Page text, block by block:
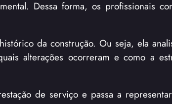
Dessa forma, os profissionais
da construção. Ou seja, ela
alterações ocorreram e como a
de serviço e passa a